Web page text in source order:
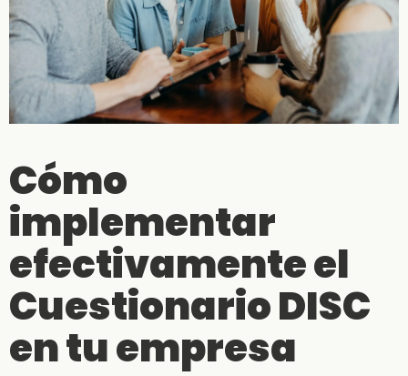
Cómo
implementar
efectivamente el
Cuestionario DISC
en tu empresa